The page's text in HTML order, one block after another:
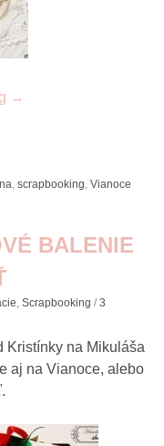
→
,scrapbooking,Vianoce
BALENIE
,Scrapbooking /3
Kristínky na Mikuláša
aj na Vianoce, alebo